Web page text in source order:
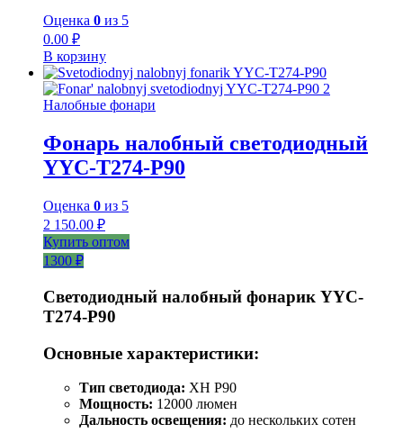
Оценка 0 из 5
0.00 ₽
В корзину
Налобные фонари
Фонарь налобный светодиодный
YYC-T274-P90
Оценка 0 из 5
2 150.00 ₽
Купить оптом
1300 ₽
Светодиодный налобный фонарик YYC-
T274-P90
Основные характеристики:
Тип светодиода: XH P90
Мощность: 12000 люмен
Дальность освещения: до нескольких сотен